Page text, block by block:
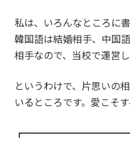
私は、いろんなところに
韓国語は結婚相手、中国
相手なので、当校で運営
というわけで、片思いの
いるところです。愛こそ